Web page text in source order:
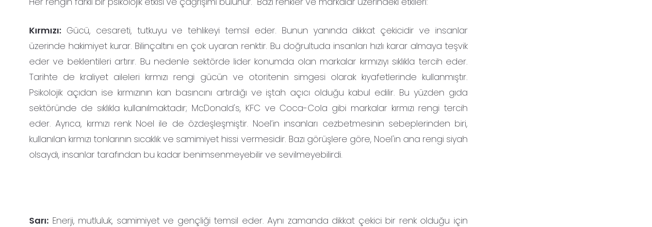
Kırmızı: Gücü, cesareti, tutkuyu ve tehlikeyi temsil eder. Bunun yanında dikkat çekicidir ve insanlar
üzerinde hakimiyet kurar. Bilinçaltını en çok uyaran renktir. Bu doğrultuda insanları hızlı karar almaya teşvik
eder ve beklentileri artırır. Bu nedenle sektörde lider konumda olan markalar kırmızıyı sıklıkla tercih eder.
Tarihte de kraliyet aileleri kırmızı rengi gücün ve otoritenin simgesi olarak kıyafetlerinde kullanmıştır.
Psikolojik açıdan ise kırmızının kan basıncını artırdığı ve iştah açıcı olduğu kabul edilir. Bu yüzden gıda
sektöründe de sıklıkla kullanılmaktadır; McDonald's, KFC ve Coca-Cola gibi markalar kırmızı rengi tercih
eder. Ayrıca, kırmızı renk Noel ile de özdeşleşmiştir. Noel’in insanları cezbetmesinin sebeplerinden biri,
kullanılan kırmızı tonlarının sıcaklık ve samimiyet hissi vermesidir. Bazı görüşlere göre, Noel'in ana rengi siyah
olsaydı, insanlar tarafından bu kadar benimsenmeyebilir ve sevilmeyebilirdi.
Sarı: Enerji, mutluluk, samimiyet ve gençliği temsil eder. Aynı zamanda dikkat çekici bir renk olduğu için